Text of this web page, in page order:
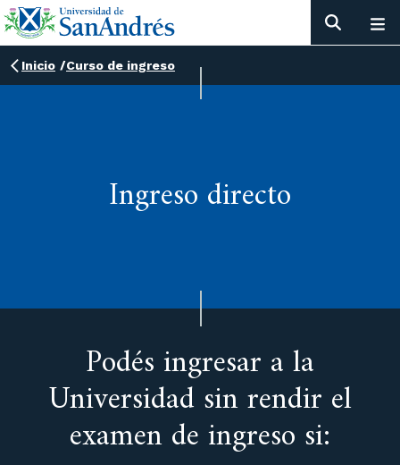
Inicio /Curso de ingreso
Ingreso directo
Podés ingresar a la
Universidad sin rendir el
examen de ingreso si: